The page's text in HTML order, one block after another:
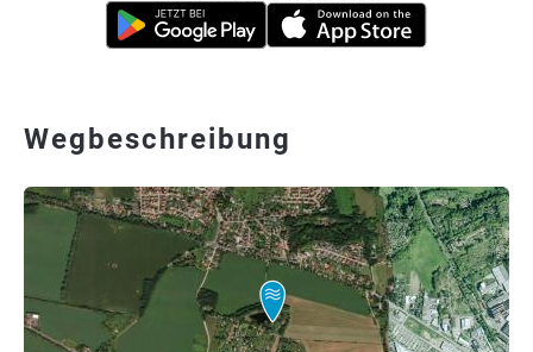
Wegbeschreibung